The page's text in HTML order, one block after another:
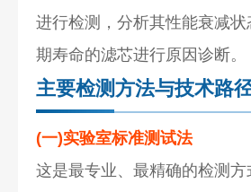
进行检测，分析其性能衰减
期寿命的滤芯进行原因诊断。
主要检测方法与技术路
(一)实验室标准测试法
这是最专业、最精确的检测